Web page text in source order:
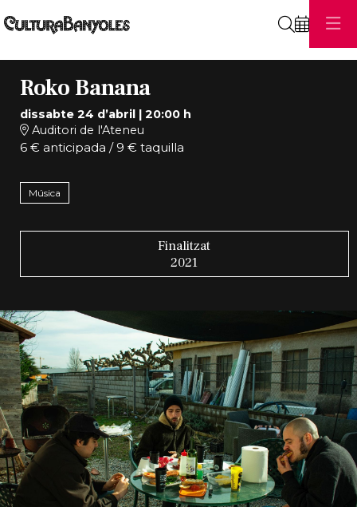
Roko Banana
dissabte 24 d’abril| 20:00 h
Auditori de l'Ateneu
6 € anticipada / 9 € taquilla
Música
Finalitzat
2021